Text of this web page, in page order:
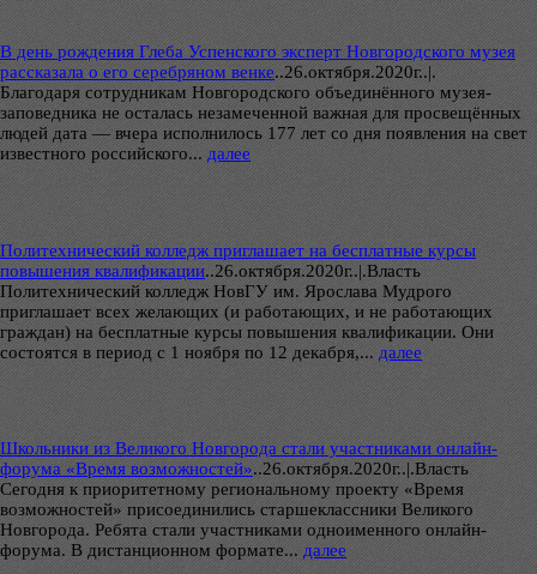
В день рождения Глеба Успенского эксперт Новгородского музея
рассказала о его серебряном венке..26.октября.2020г..|.
Благодаря сотрудникам Новгородского объединённого музея-
заповедника не осталась незамеченной важная для просвещённых
людей дата — вчера исполнилось 177 лет со дня появления на свет
известного российского... далее
Политехнический колледж приглашает на бесплатные курсы
повышения квалификации..26.октября.2020г..|.Власть
Политехнический колледж НовГУ им. Ярослава Мудрого
приглашает всех желающих (и работающих, и не работающих
граждан) на бесплатные курсы повышения квалификации. Они
состоятся в период с 1 ноября по 12 декабря,... далее
Школьники из Великого Новгорода стали участниками онлайн-
форума «Время возможностей»..26.октября.2020г..|.Власть
Сегодня к приоритетному региональному проекту «Время
возможностей» присоединились старшеклассники Великого
Новгорода. Ребята стали участниками одноименного онлайн-
форума. В дистанционном формате... далее